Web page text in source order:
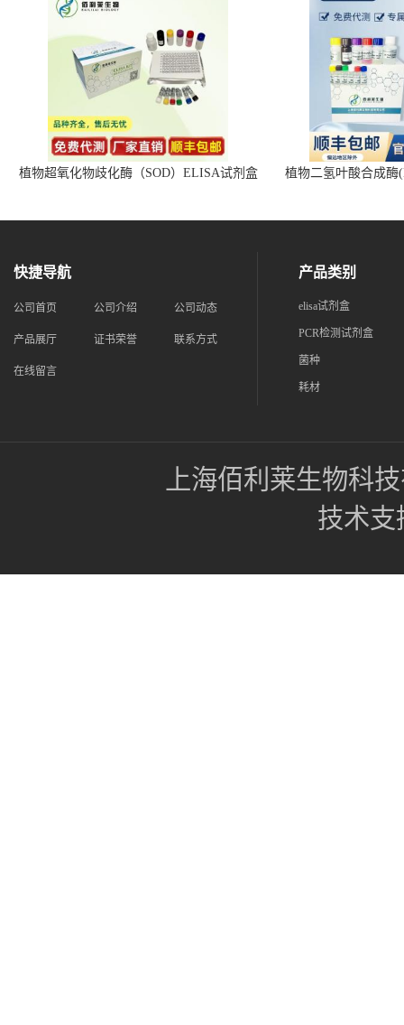
植物超氧化物歧化酶（SOD）ELISA试剂盒 植物二氢叶酸合成酶
快捷导航
公司首页 公司介绍 公司动态
产品展厅 证书荣誉 联系方式
在线留言
产品类别
elisa试剂盒
PCR检测试剂盒
菌种
耗材
上海佰利莱生物科
技术